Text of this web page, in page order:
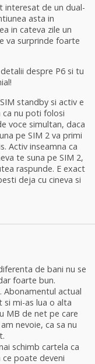
interesat de un dual-
asta in
in cateva zile un
va surprinde foarte
despre P6 si tu
standby si activ e
ca nu poti folosi
voce simultan, daca
pe SIM 2 va primi
Activ inseamna ca
te suna pe SIM 2,
raspunde. E exact
deja cu cineva si
de bani nu se
foarte bun.
Abonamentul actual
si mi-as lua o alta
MB de net pe care
nevoie, ca sa nu
schimb cartela ca
ce poate deveni